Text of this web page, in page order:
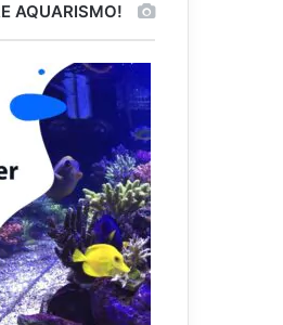
AQUARISMO!